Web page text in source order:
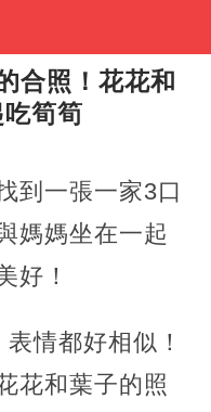
合照！花花和
筍筍
到一張一家3口
媽媽坐在一起
好！
情都好相似！
花和葉子的照